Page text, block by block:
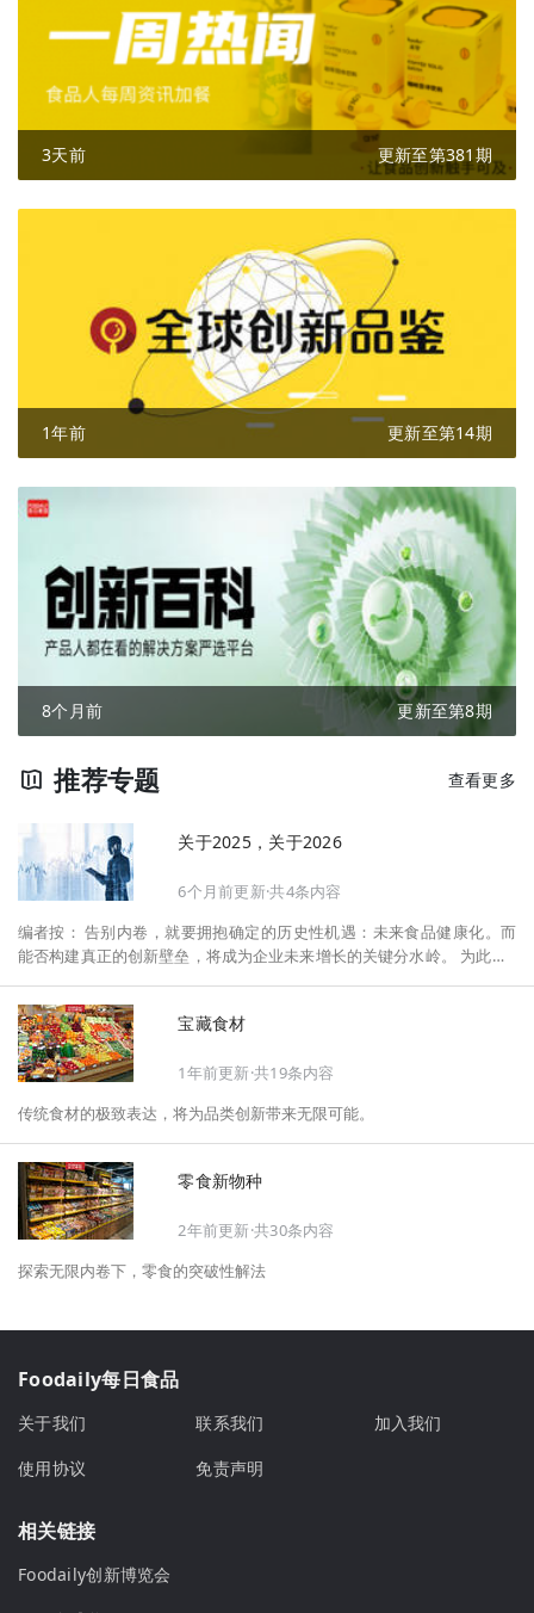
3天前 更新至第381期
1年前 更新至第14期
8个月前 更新至第8期
推荐专题 查看更多
关于2025，关于2026
6个月前更新·共4条内容
编者按： 告别内卷，就要拥抱确定的历史性机遇：未来食品健康化。而
能否构建真正的创新壁垒，将成为企业未来增长的关键分水岭。 为此，F
将以“创新产品”透视“未来机会”，以全球视野探寻中国机遇、增长解法，
拆解年度标杆的增长逻辑与谋篇布局，深挖“药食同源”“低GI”“老龄营
养”“清洁标签”等热门赛道的爆品基因，从趋势预判、品类创新、未来增长
机会、企业战略布局以及渠道变革等，为行业提供务实、前瞻的开年创新
宝藏食材
1年前更新·共19条内容
传统食材的极致表达，将为品类创新带来无限可能。
零食新物种
2年前更新·共30条内容
探索无限内卷下，零食的突破性解法
Foodaily每日食品
关于我们 联系我们
加入我们
使用协议
免责声明
相关链接
Foodaily创新博览会